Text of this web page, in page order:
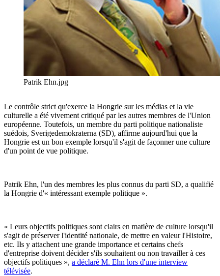
Patrik Ehn.jpg
Le contrôle strict qu'exerce la Hongrie sur les médias et la vie
culturelle a été vivement critiqué par les autres membres de l'Union
européenne. Toutefois, un membre du parti politique nationaliste
suédois, Sverigedemokraterna (SD), affirme aujourd'hui que la
Hongrie est un bon exemple lorsqu'il s'agit de façonner une culture
d'un point de vue politique.
Patrik Ehn, l'un des membres les plus connus du parti SD, a qualifié
la Hongrie d'« intéressant exemple politique ».
« Leurs objectifs politiques sont clairs en matière de culture lorsqu'il
s'agit de préserver l'identité nationale, de mettre en valeur l'Histoire,
etc. Ils y attachent une grande importance et certains chefs
d'entreprise doivent décider s'ils souhaitent ou non travailler à ces
objectifs politiques », a déclaré M. Ehn lors d'une interview
télévisée.